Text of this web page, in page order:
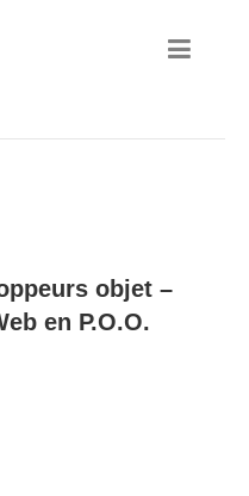
objet –
en P.O.O.